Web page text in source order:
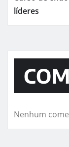
líderes
Nenhum